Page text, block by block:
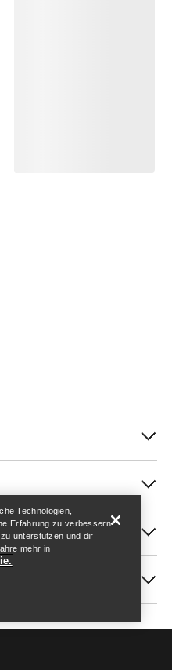
Help
Technologien,
Erfahrung zu verbessern
unterstützen und dir
mehr in